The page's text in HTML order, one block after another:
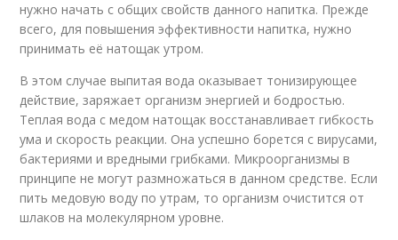
нужно начать с общих свойств данного напитка. Прежде
всего, для повышения эффективности напитка, нужно
принимать её натощак утром.
В этом случае выпитая вода оказывает тонизирующее
действие, заряжает организм энергией и бодростью.
Теплая вода с медом натощак восстанавливает гибкость
ума и скорость реакции. Она успешно борется с вирусами,
бактериями и вредными грибками. Микроорганизмы в
принципе не могут размножаться в данном средстве. Если
пить медовую воду по утрам, то организм очистится от
шлаков на молекулярном уровне.